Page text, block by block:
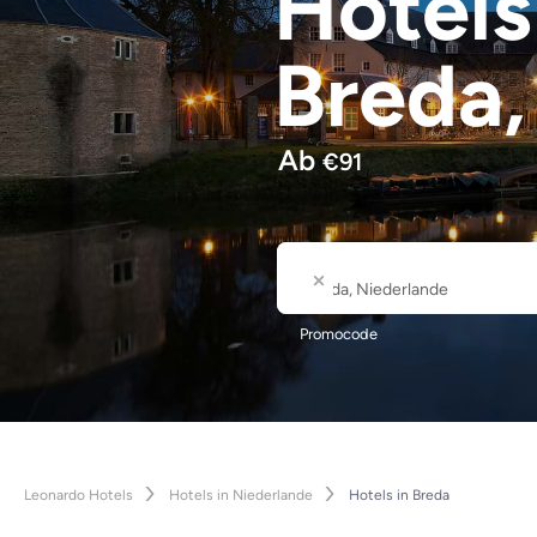
Breda
Ab€91
Stadt- oder Hotelname
Promocode
Leonardo Hotels Hotels in Niederlande Hotels in Breda